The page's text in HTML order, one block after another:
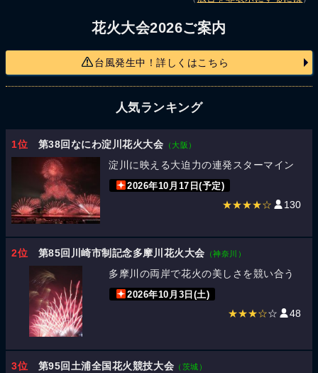
花火大会2026ご案内
台風発生中！詳しくはこちら
人気ランキング
1位 第38回なにわ淀川花火大会 （大阪）
淀川に映える大迫力の連発スターマイン
2026年10月17日(予定)
★★★★☆ 130
2位 第85回川崎市制記念多摩川花火大会 （神奈川）
多摩川の両岸で花火の美しさを競い合う
2026年10月3日(土)
★★★☆☆ 48
3位 第95回土浦全国花火競技大会 （茨城）